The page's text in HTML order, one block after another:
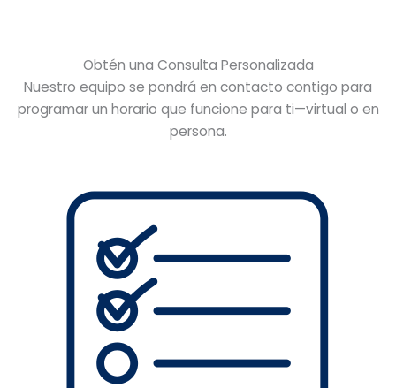
Obtén una Consulta Personalizada
Nuestro equipo se pondrá en contacto contigo para
programar un horario que funcione para ti—virtual o en
persona.